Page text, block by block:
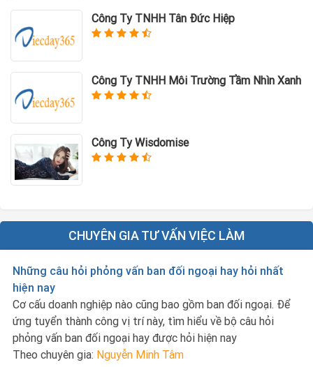
Công Ty TNHH Tân Đức Hiệp
Công Ty TNHH Môi Trường Tầm Nhìn Xanh
Công Ty Wisdomise
CHUYÊN GIA TƯ VẤN VIỆC LÀM
Những câu hỏi phỏng vấn ban đối ngoại hay hỏi nhất
hiện nay
Cơ cấu doanh nghiệp nào cũng bao gồm ban đối ngoại. Để
ứng tuyển thành công vị trí này, tìm hiểu về bộ câu hỏi
phỏng vấn ban đối ngoại hay được hỏi hiện nay
Theo chuyên gia: Nguyễn Minh Tâm